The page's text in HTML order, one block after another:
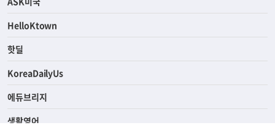
연예/스포츠
ASK미국
HelloKtown
핫딜
KoreaDailyUs